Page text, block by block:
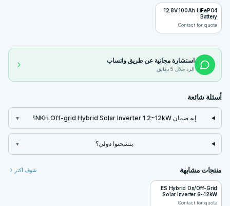
12.8V 100Ah LiFePO4
Battery
Contact for quote
استشارة مجانية عن طريق واتساب
الرد خلال 5 دقايق
أسئلة شائعة
إيه ضمان NKH Off-grid Hybrid Solar Inverter 1.2~12kW؟ ▼
بتشحنوا دولي؟ ▼
منتجات مشابهة شوف أكتر
ES Hybrid On/Off-Grid
Solar Inverter 6~12kW
Contact for quote